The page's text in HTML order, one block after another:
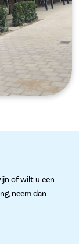
of wilt u een
neem dan